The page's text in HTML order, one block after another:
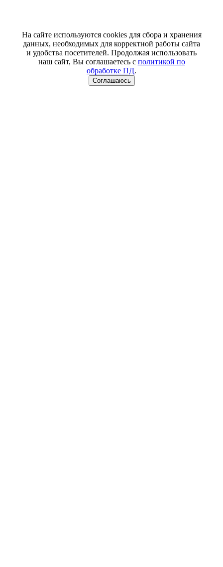
На сайте используются cookies для сбора и хранения
данных, необходимых для корректной работы сайта
и удобства посетителей. Продолжая использовать
наш сайт, Вы соглашаетесь с политикой по
обработке ПД.
Соглашаюсь